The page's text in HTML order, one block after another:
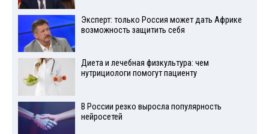
Эксперт: только Россия может дать Африке
возможность защитить себя
Диета и лечебная физкультура: чем
нутрициологи помогут пациенту
В России резко выросла популярность
нейросетей